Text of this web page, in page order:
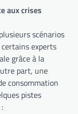
aux crises
scénarios
experts
grâce à la
part, une
consommation
pistes